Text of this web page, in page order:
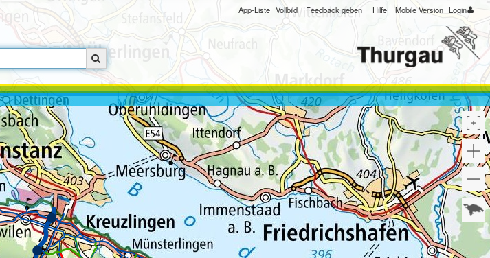
App-Liste Vollbild Feedback geben Hilfe Mobile Version Login